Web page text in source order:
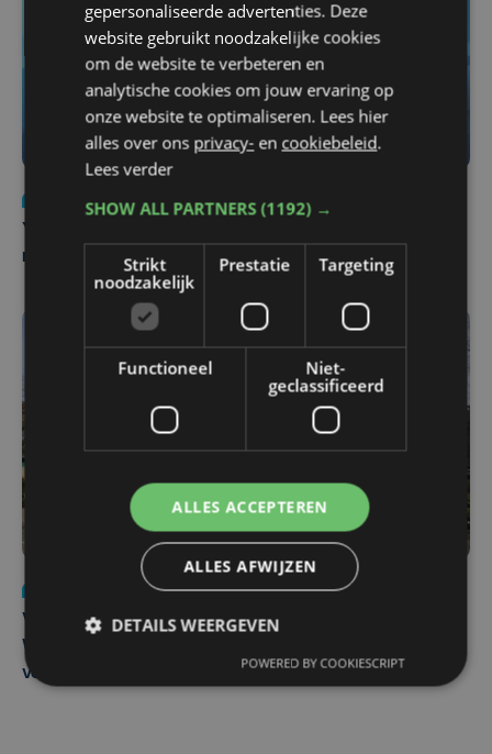
Nieuws
do 6 augustus | 21:30
Yaro (19), slachtoffer van vechtpartij, is na
maandenlange coma overleden
wo 5 augustus | 11:57
Vier Oostendse gynaecologen versterken dienst in AZ
West, dat ook een nieuwe voltijdse gynaecoloog
verwelkomt
gepersonaliseerde advertenties. Deze
website gebruikt noodzakelijke cookies
om de website te verbeteren en
analytische cookies om jouw ervaring op
onze website te optimaliseren. Lees hier
alles over ons privacy- en cookiebeleid.
Lees verder
SHOW ALL PARTNERS(1192) →
Strikt
noodzakelijk
Prestatie Targeting
Functioneel
Niet-
geclassificeerd
ALLES ACCEPTEREN
ALLES AFWIJZEN
DETAILS WEERGEVEN
POWERED BY COOKIESCRIPT